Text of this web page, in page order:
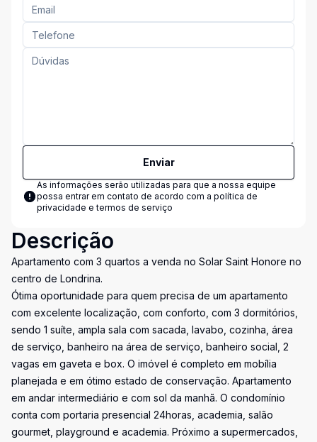
Enviar
As informações serão utilizadas para que a nossa equipe
possa entrar em contato de acordo com a política de
privacidade e termos de serviço
Descrição
Apartamento com 3 quartos a venda no Solar Saint Honore no
centro de Londrina.
Ótima oportunidade para quem precisa de um apartamento
com excelente localização, com conforto, com 3 dormitórios,
sendo 1 suíte, ampla sala com sacada, lavabo, cozinha, área
de serviço, banheiro na área de serviço, banheiro social, 2
vagas em gaveta e box. O imóvel é completo em mobília
planejada e em ótimo estado de conservação. Apartamento
em andar intermediário e com sol da manhã. O condomínio
conta com portaria presencial 24horas, academia, salão
gourmet, playground e academia. Próximo a supermercados,